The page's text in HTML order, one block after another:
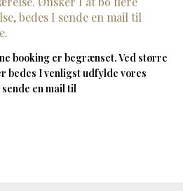
bedes I sende en mail til
.
booking er begrænset. Ved større
bedes I venligst udfylde vores
en mail til